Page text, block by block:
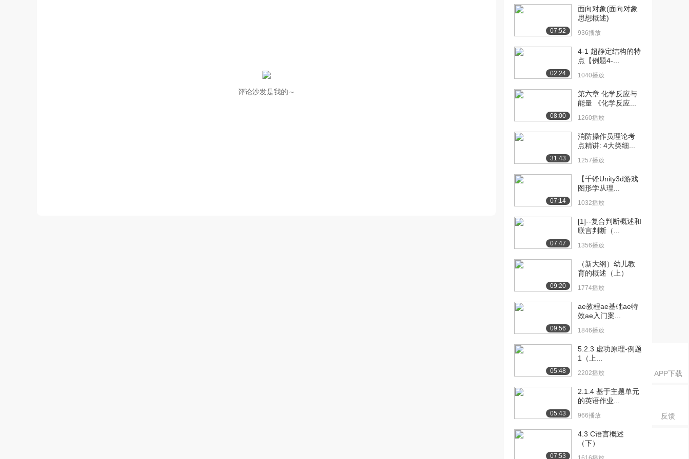
APP下载
反馈
评论沙发是我的～
1266播放
[12] 4.美国的清教主义
1347播放
[13] 5.美国的清教主义
2306播放
[14] 5.美国的清教主义
1334播放
[15] 5.美国的清教主义
2（下）
1657播放
[16] 6.美国的清教主义
3（上）
2013播放
[17] 6.美国的清教主义
3（中）
[18] 6.美国的清教主义
[19] 7.美国的新古典主义
[20] 7.美国的新古典主义
[21] 7.美国的新古典主义
1188播放
[22] 8.爱德华兹以及向启
蒙时期的转变（...
07:52
面向对象(面向对象
思想概述)
936播放
02:24
4-1 超静定结构的特
点【例题4-...
1040播放
08:00
第六章 化学反应与
能量 《化学反应...
1260播放
31:43
消防操作员理论考
点精讲: 4大类细...
1257播放
07:14
【千锋Unity3d游戏
图形学从理...
1032播放
07:47
[1]--复合判断概述和
联言判断（...
1356播放
09:20
（新大纲）幼儿教
育的概述（上）
1774播放
09:56
ae教程ae基础ae特
效ae入门案...
1846播放
05:48
5.2.3 虚功原理-例题
1（上...
2202播放
05:43
2.1.4 基于主题单元
的英语作业...
966播放
07:53
4.3 C语言概述
（下）